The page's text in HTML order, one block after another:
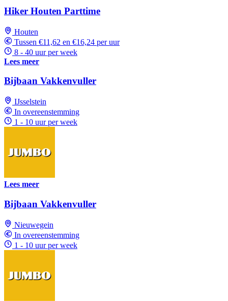
Hiker Houten Parttime
Houten
Tussen €11,62 en €16,24 per uur
8 - 40 uur per week
Lees meer
Bijbaan Vakkenvuller
IJsselstein
In overeenstemming
1 - 10 uur per week
Lees meer
Bijbaan Vakkenvuller
Nieuwegein
In overeenstemming
1 - 10 uur per week